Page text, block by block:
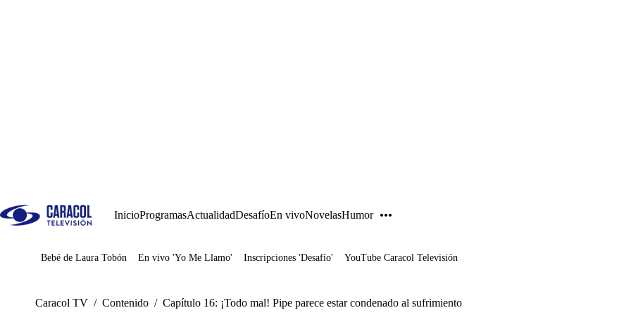
InicioProgramasActualidadDesafíoEn vivoNovelasHumor
Juegos
Bebé de Laura Tobón En vivo 'Yo Me Llamo' Inscripciones 'Desafío' YouTube Caracol Televisión
Caracol TV / Contenido / Capítulo 16: ¡Todo mal! Pipe parece estar condenado al sufrimiento